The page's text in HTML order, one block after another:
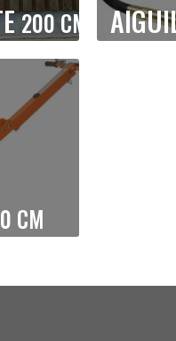
200 CM
CM